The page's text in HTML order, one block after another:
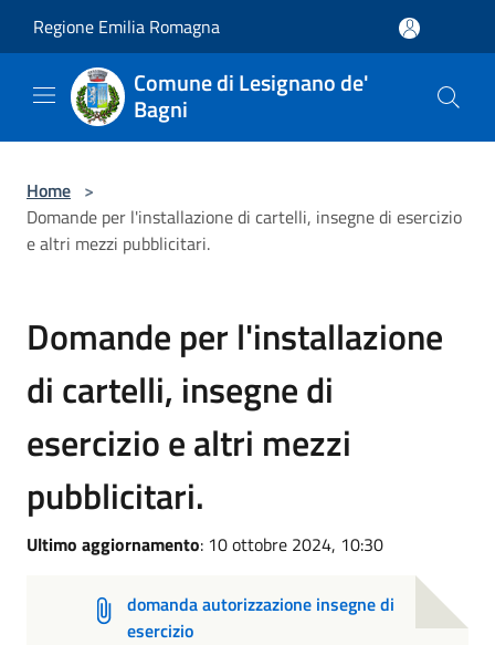
Regione Emilia Romagna
Comune di Lesignano de'
Bagni
Home >
Domande per l'installazione di cartelli, insegne di esercizio
e altri mezzi pubblicitari.
Domande per l'installazione
di cartelli, insegne di
esercizio e altri mezzi
pubblicitari.
Ultimo aggiornamento: 10 ottobre 2024, 10:30
domanda autorizzazione insegne di
esercizio